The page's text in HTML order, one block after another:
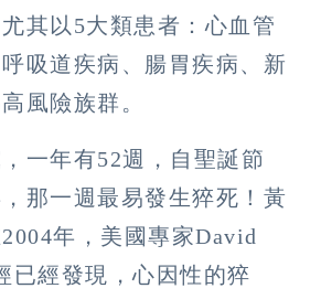
其以5大類患者：心血管
吸道疾病、腸胃疾病、新
風險族群。
一年有52週，自聖誕節
那一週最易發生猝死！黃
年，美國專家David
已經發現，心因性的猝